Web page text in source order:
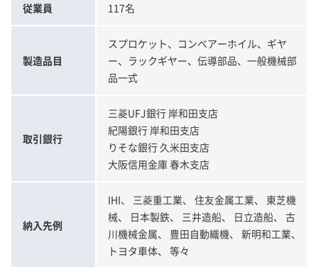
従業員 117名
製造品目
スプロケット、コンベアーホイル、ギヤ
ー、ラックギヤー、伝導部品、一般機械部
品一式
取引銀行
三菱UFJ銀行 岸和田支店
紀陽銀行 岸和田支店
りそな銀行 久米田支店
大阪信用金庫 春木支店
納入先例
IHI、 三菱重工業、 住友金属工業、 東芝機
械、 日本製鉄、 三井造船、 日立造船、 古
川機械金属、 豊田自動織機、 新明和工業、
トヨタ車体、 等々